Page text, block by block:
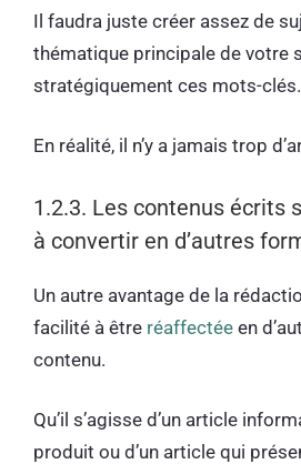
Il faudra juste créer assez de
thématique principale de votre
stratégiquement ces mots-clés.
En réalité, il n’y a jamais trop
1.2.3. Les contenus écrits
à convertir en d’autres
Un autre avantage de la
facilité à être réaffectée en
contenu.
Qu’il s’agisse d’un article
produit ou d’un article qui